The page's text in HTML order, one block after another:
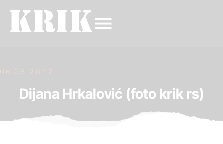
06.06.2022.
Dijana Hrkalović (foto krik rs)